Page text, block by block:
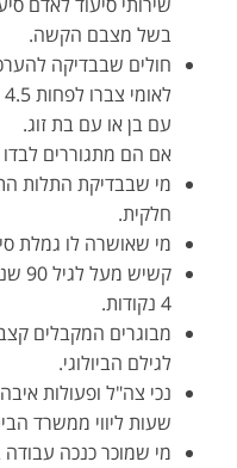
בשל מצבם הקשה.
חולים שבבדיקה
עם בן או עם בת זוג.
אם הם מתגוררים לבדו – יספיקו
מי שבבדיקת התלות
חלקית.
מי שאושרה לו גמלת
4 נקודות.
מבוגרים המקבלים
לגילם הביולוגי.
שעות ליווי ממשרד
מי שמוכר כנכה